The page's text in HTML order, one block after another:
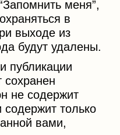
меня”,
в
выходе из
будут удалены.
публикации
сохранен
не содержит
только
вами,